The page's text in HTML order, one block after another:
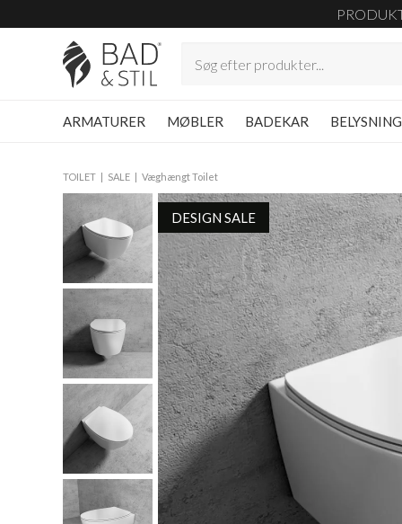
ARMATURER MØBLER BADEKAR BELYSNING
TOILET SALE Væghængt Toilet
DESIGN SALE